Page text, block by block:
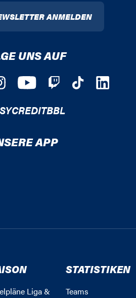
ANMELDEN
UNS AUF
APP
Liga &
STATISTIKEN
Teams